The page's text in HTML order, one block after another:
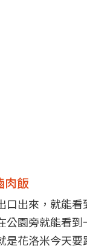
肉飯
口出來，就能
公園旁就能看到
是花洛米今天